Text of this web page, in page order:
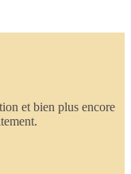
et bien plus encore